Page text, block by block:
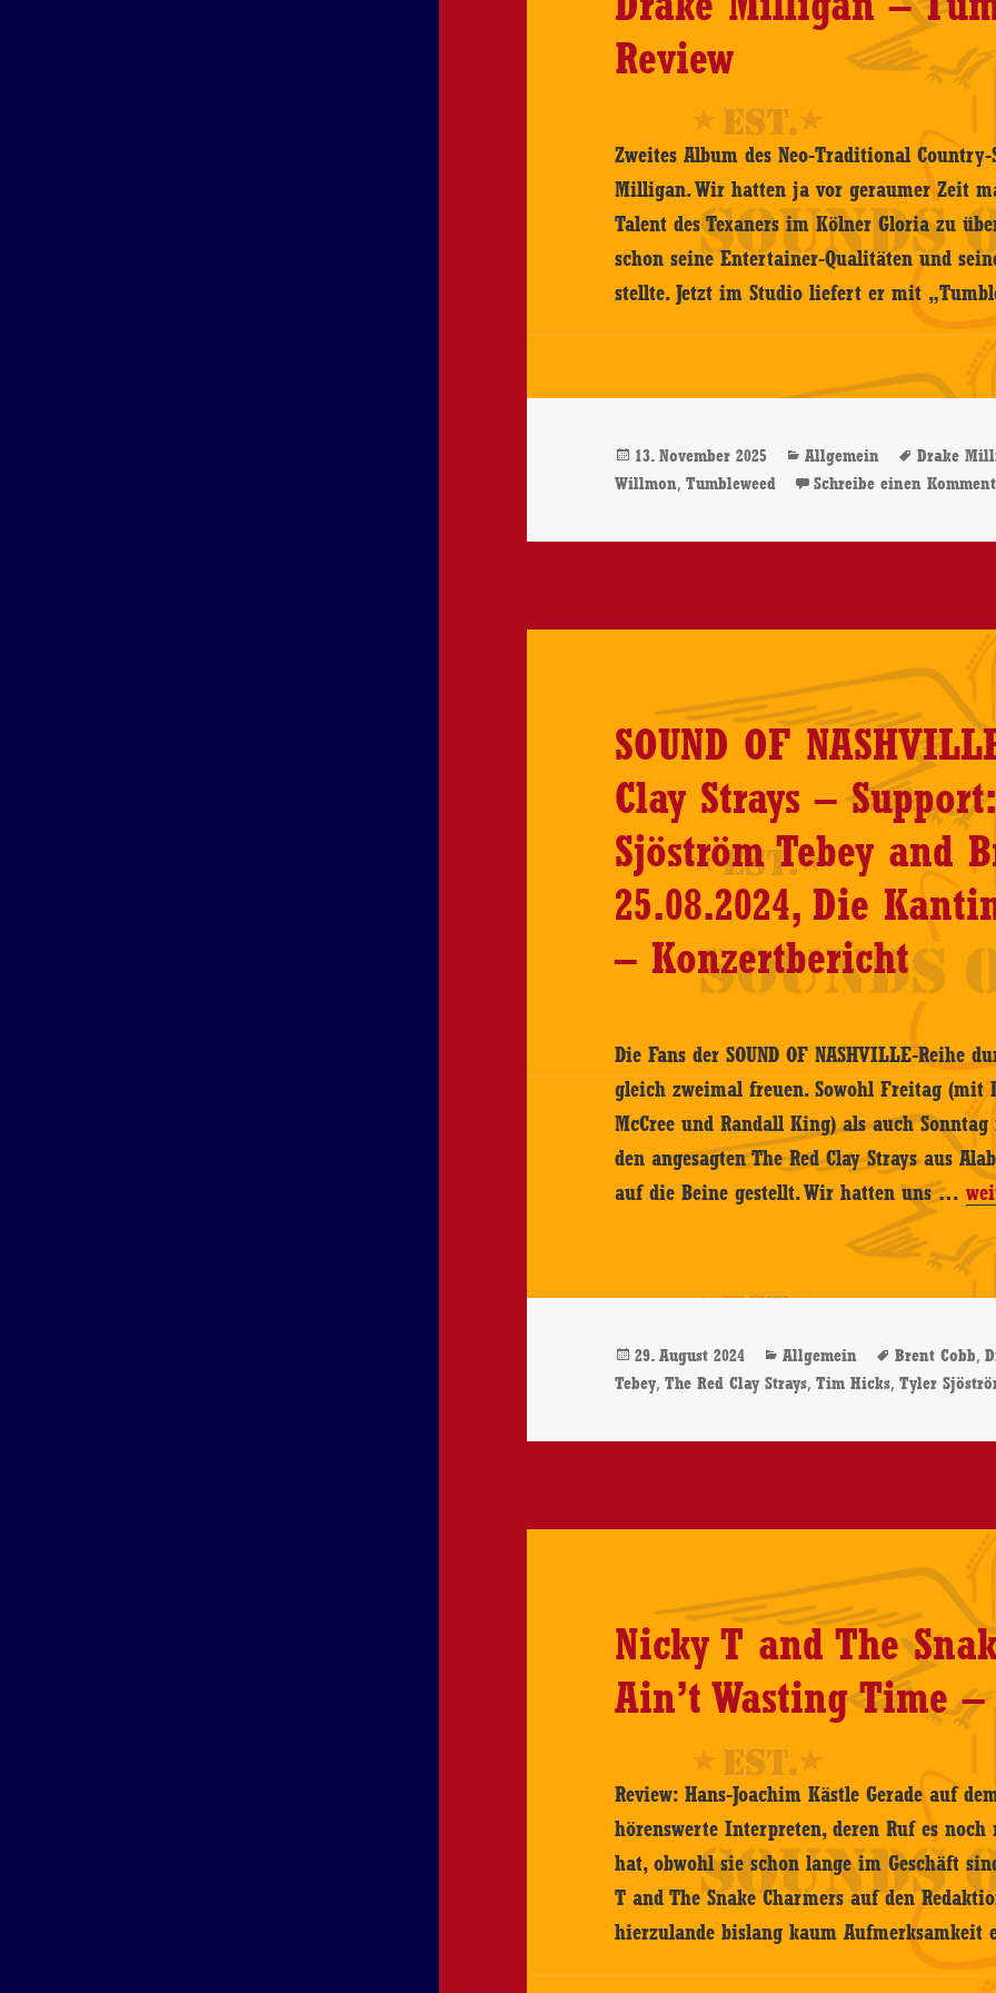
Review
Zweites Album des Neo-Traditional
Milligan. Wir hatten ja vor geraumer Zeit
Talent des Texaners im Kölner Gloria zu
schon seine Entertainer-Qualitäten und
stellte. Jetzt im Studio liefert er mit
Veröffentlicht
am
13. November 2025 Kategorien
Allgemein Drake
Willmon,Tumbleweed Schreibe einen
SOUND OF
Clay Strays –
Sjöström Tebey and
25.08.2024, Die
– Konzertbericht
Die Fans der SOUND OF NASHVILLE-Reihe
gleich zweimal freuen. Sowohl Freitag (mit
McCree und Randall King) als auch
den angesagten The Red Clay Strays aus
auf die Beine gestellt. Wir hatten uns …
Red
and
Die
Veröffentlicht
am
29. August 2024 Kategorien
Allgemein Brent Cobb,
Tebey,The Red Clay Strays,Tim Hicks,Tyler
Nicky T and The
Ain’t Wasting Time –
Review: Hans-Joachim Kästle Gerade auf
hörenswerte Interpreten, deren Ruf es
hat, obwohl sie schon lange im Geschäft
T and The Snake Charmers auf den
hierzulande bislang kaum